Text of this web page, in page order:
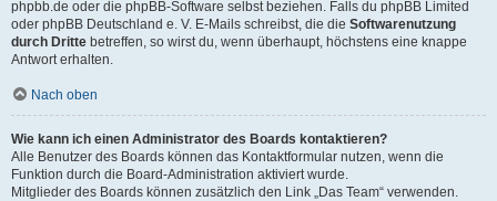
phpbb.de oder die phpBB-Software selbst beziehen. Falls du phpBB Limited
oder phpBB Deutschland e. V. E-Mails schreibst, die die Softwarenutzung
durch Dritte betreffen, so wirst du, wenn überhaupt, höchstens eine knappe
Antwort erhalten.
Nach oben
Wie kann ich einen Administrator des Boards kontaktieren?
Alle Benutzer des Boards können das Kontaktformular nutzen, wenn die
Funktion durch die Board-Administration aktiviert wurde.
Mitglieder des Boards können zusätzlich den Link „Das Team“ verwenden.